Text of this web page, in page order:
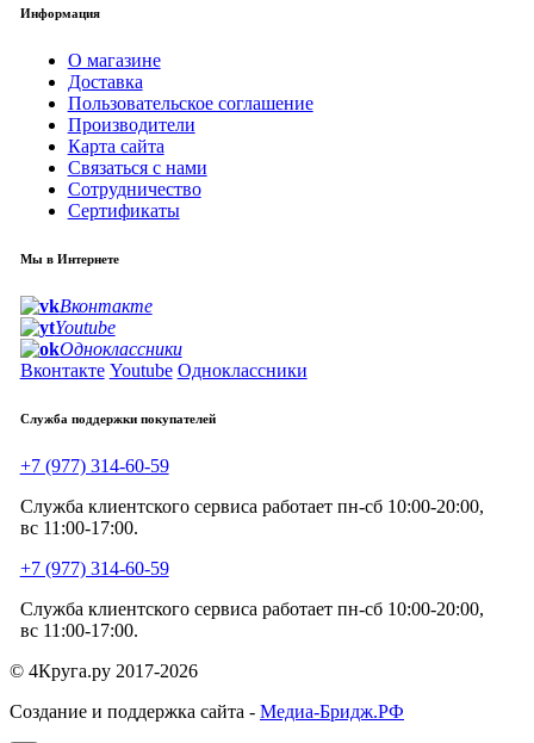
Информация
О магазине
Доставка
Пользовательское соглашение
Производители
Карта сайта
Связаться с нами
Сотрудничество
Сертификаты
Мы в Интернете
Вконтакте
Youtube
Одноклассники
Вконтакте Youtube Одноклассники
Служба поддержки покупателей
+7 (977) 314-60-59
Служба клиентского сервиса работает пн-сб 10:00-20:00,
вс 11:00-17:00.
+7 (977) 314-60-59
Служба клиентского сервиса работает пн-сб 10:00-20:00,
вс 11:00-17:00.
© 4Круга.ру 2017-2026
Создание и поддержка сайта - Медиа-Бридж.РФ